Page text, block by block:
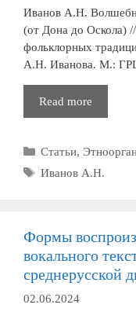
Иванов А.Н.
(от Дона до Оскола)
фольклорных
А.Н. Иванова. М.:
Read more
флейта
Рубрики
Статьи,
Метки
Иванов А.Н.
Формы
вокального
среднерусской
02.06.2024